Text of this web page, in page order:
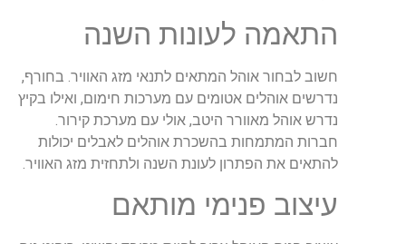
התאמה לעונות השנה
חשוב לבחור אוהל המתאים לתנאי מזג האוויר. בחורף,
נדרשים אוהלים אטומים עם מערכות חימום, ואילו בקיץ
נדרש אוהל מאוורר היטב, אולי עם מערכת קירור.
חברות המתמחות בהשכרת אוהלים לאבלים יכולות
להתאים את הפתרון לעונת השנה ולתחזית מזג האוויר.
עיצוב פנימי מותאם